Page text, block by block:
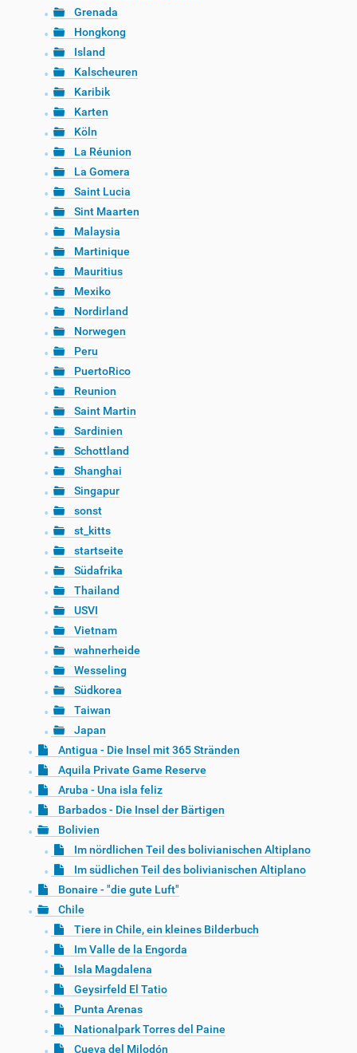
Grenada
Hongkong
Island
Kalscheuren
Karibik
Karten
Köln
La Réunion
La Gomera
Saint Lucia
Sint Maarten
Malaysia
Martinique
Mauritius
Mexiko
Nordirland
Norwegen
Peru
PuertoRico
Reunion
Saint Martin
Sardinien
Schottland
Shanghai
Singapur
sonst
st_kitts
startseite
Südafrika
Thailand
USVI
Vietnam
wahnerheide
Wesseling
Südkorea
Taiwan
Japan
Antigua - Die Insel mit 365 Stränden
Aquila Private Game Reserve
Aruba - Una isla feliz
Barbados - Die Insel der Bärtigen
Bolivien
Im nördlichen Teil des bolivianischen Altiplano
Im südlichen Teil des bolivianischen Altiplano
Bonaire - "die gute Luft"
Chile
Tiere in Chile, ein kleines Bilderbuch
Im Valle de la Engorda
Isla Magdalena
Geysirfeld El Tatio
Punta Arenas
Nationalpark Torres del Paine
Cueva del Milodón